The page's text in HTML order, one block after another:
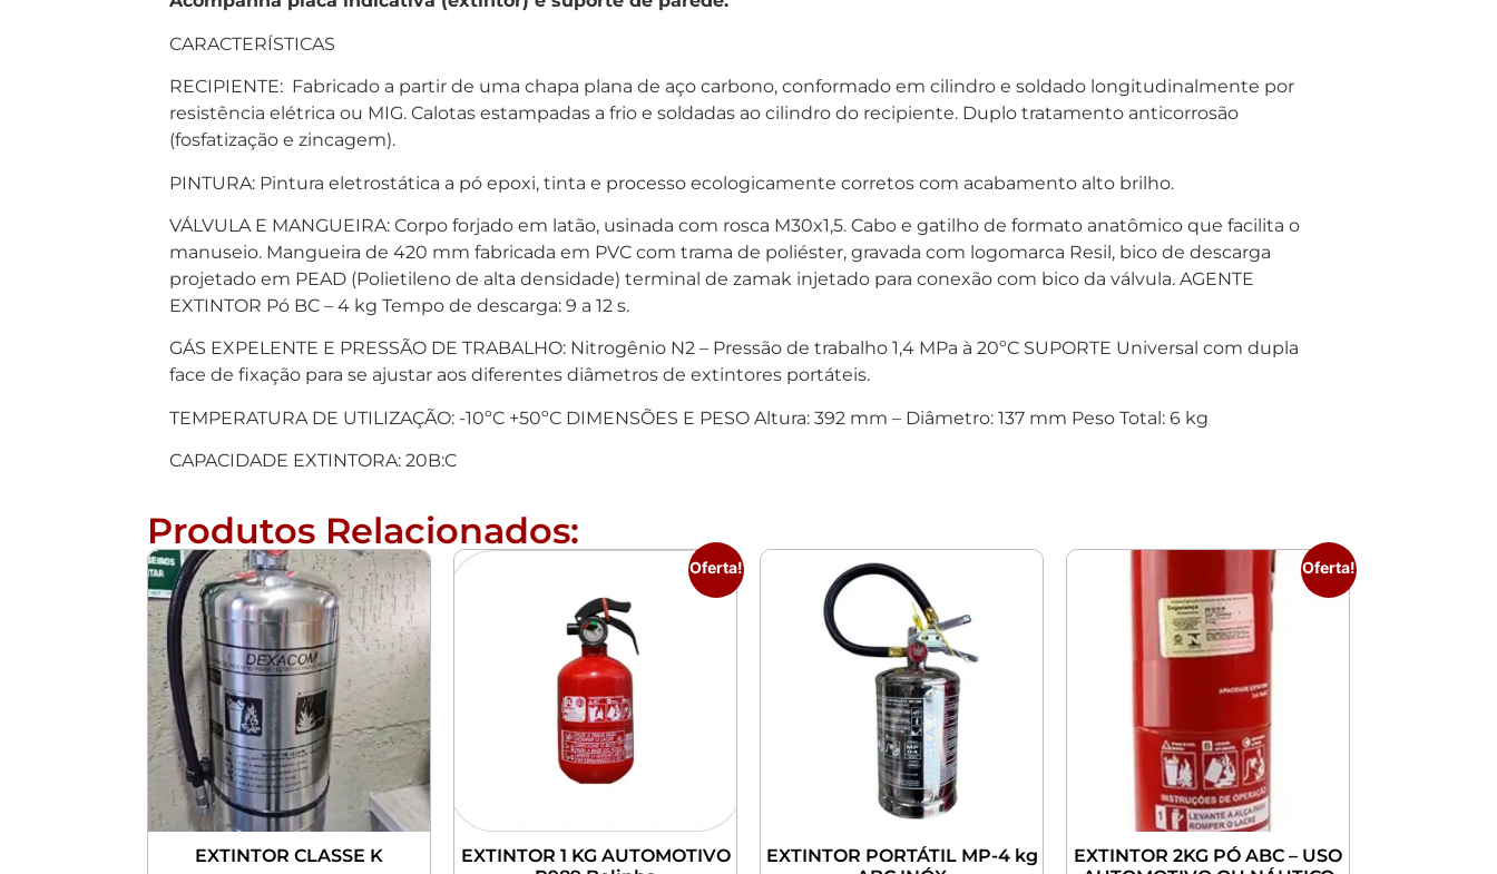
CARACTERÍSTICAS
RECIPIENTE: Fabricado a partir de uma chapa plana de aço carbono, conformado em cilindro e soldado longitudinalmente por
resistência elétrica ou MIG. Calotas estampadas a frio e soldadas ao cilindro do recipiente. Duplo tratamento anticorrosão
(fosfatização e zincagem).
PINTURA: Pintura eletrostática a pó epoxi, tinta e processo ecologicamente corretos com acabamento alto brilho.
VÁLVULA E MANGUEIRA: Corpo forjado em latão, usinada com rosca M30x1,5. Cabo e gatilho de formato anatômico que facilita o
manuseio. Mangueira de 420 mm fabricada em PVC com trama de poliéster, gravada com logomarca Resil, bico de descarga
projetado em PEAD (Polietileno de alta densidade) terminal de zamak injetado para conexão com bico da válvula. AGENTE
EXTINTOR Pó BC – 4 kg Tempo de descarga: 9 a 12 s.
GÁS EXPELENTE E PRESSÃO DE TRABALHO: Nitrogênio N2 – Pressão de trabalho 1,4 MPa à 20ºC SUPORTE Universal com dupla
face de fixação para se ajustar aos diferentes diâmetros de extintores portáteis.
TEMPERATURA DE UTILIZAÇÃO: -10ºC +50ºC DIMENSÕES E PESO Altura: 392 mm – Diâmetro: 137 mm Peso Total: 6 kg
CAPACIDADE EXTINTORA: 20B:C
Produtos Relacionados:
EXTINTOR CLASSE K
Oferta!
EXTINTOR 1 KG AUTOMOTIVO
EXTINTOR PORTÁTIL MP-4 kg
Oferta!
EXTINTOR 2KG PÓ ABC – USO